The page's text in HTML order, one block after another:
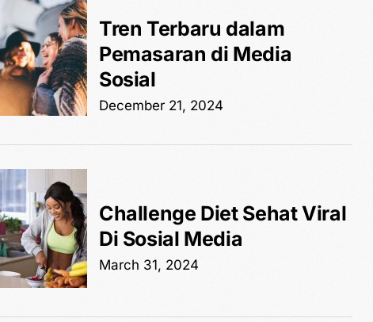
Tren Terbaru dalam
Pemasaran di Media
Sosial
December 21, 2024
Challenge Diet Sehat Viral
Di Sosial Media
March 31, 2024